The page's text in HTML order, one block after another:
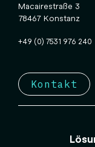
Macairestraße 3
78467 Konstanz
+49 (0) 7531 976 240
Kontakt